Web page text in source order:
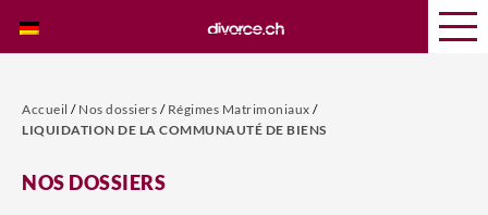
Accueil / Nos dossiers / Régimes Matrimoniaux /
LIQUIDATION DE LA COMMUNAUTÉ DE BIENS
NOS DOSSIERS